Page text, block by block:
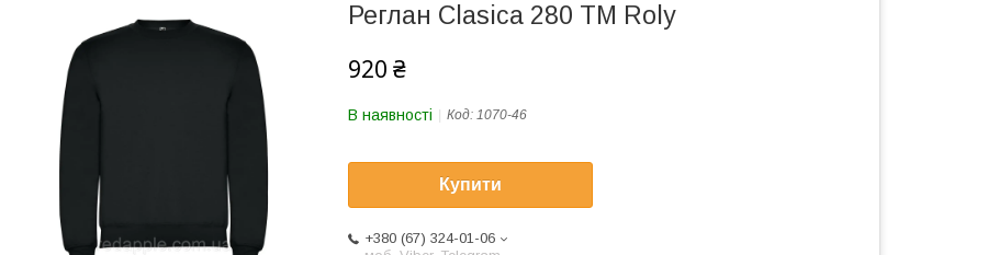
Реглан Clasica 280 ТМ Roly
920 ₴
В наявності Код: 1070-46
Купити
+380 (67) 324-01-06